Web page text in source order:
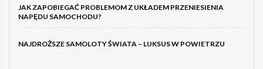
JAK ZAPOBIEGAĆ PROBLEMOM Z UKŁADEM PRZENIESIENIA
NAPĘDU SAMOCHODU?
NAJDROŻSZE SAMOLOTY ŚWIATA – LUKSUS W POWIETRZU